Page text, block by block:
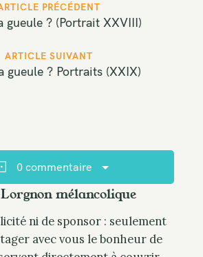
r
g
e
m
…
PRÉCÉDENT
gueule ? (Portrait XXVIII)
ARTICLE SUIVANT
gueule ? Portraits (XXIX)
0 commentaire
mélancolique
ni de sponsor : seulement
avec vous le bonheur de